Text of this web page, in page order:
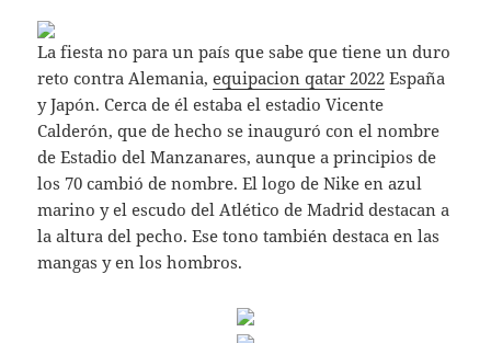
La fiesta no para un país que sabe que tiene un duro
reto contra Alemania,equipacion qatar 2022 España
y Japón. Cerca de él estaba el estadio Vicente
Calderón, que de hecho se inauguró con el nombre
de Estadio del Manzanares, aunque a principios de
los 70 cambió de nombre. El logo de Nike en azul
marino y el escudo del Atlético de Madrid destacan a
la altura del pecho. Ese tono también destaca en las
mangas y en los hombros.